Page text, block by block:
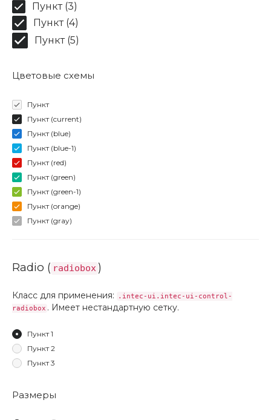
Пункт (3)
Пункт (4)
Пункт (5)
Цветовые схемы
Пункт
Пункт (current)
Пункт (blue)
Пункт (blue-1)
Пункт (red)
Пункт (green)
Пункт (green-1)
Пункт (orange)
Пункт (gray)
Radio ( radiobox)
Класс для применения:
.intec-ui.intec-ui-control-
radiobox . Имеет нестандартную сетку.
Пункт 1
Пункт 2
Пункт 3
Размеры